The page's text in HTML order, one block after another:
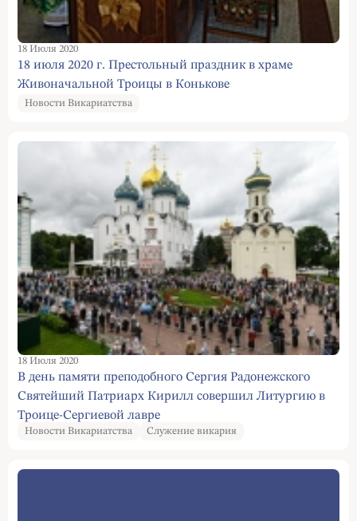
18 Июля 2020
18 июля 2020 г. Престольный праздник в храме
Живоначальной Троицы в Конькове
Новости Викариатства
18 Июля 2020
В день памяти преподобного Сергия Радонежского
Святейший Патриарх Кирилл совершил Литургию в
Троице-Сергиевой лавре
Новости Викариатства Служение викария